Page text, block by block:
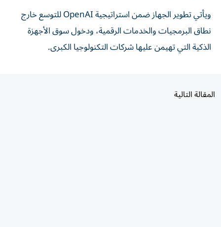
ويأتي تطوير الجهاز ضمن استراتيجية OpenAI للتوسع خارج
نطاق البرمجيات والخدمات الرقمية، ودخول سوق الأجهزة
الذكية التي تهيمن عليها شركات التكنولوجيا الكبرى.
المقالة التالية